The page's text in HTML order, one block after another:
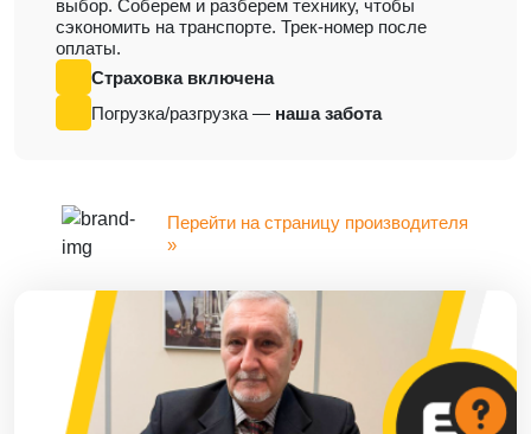
выбор. Соберем и разберем технику, чтобы
сэкономить на транспорте. Трек-номер после
оплаты.
Страховка включена
Погрузка/разгрузка — наша забота
Перейти на страницу производителя
»